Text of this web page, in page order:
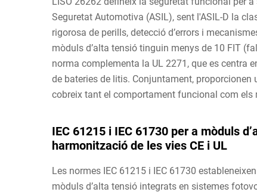
Seguretat Automotiva (ASIL), sent l'ASIL-D la
rigorosa de perills, detecció d’errors i
mòduls d’alta tensió tinguin menys de 10 FIT
norma complementa la UL 2271, que es centra
de bateries de litis. Conjuntament,
cobreix tant el comportament funcional com
IEC 61215 i IEC 61730 per a mòduls
harmonització de les vies CE i UL
Les normes IEC 61215 i IEC 61730
mòduls d’alta tensió integrats en sistemes